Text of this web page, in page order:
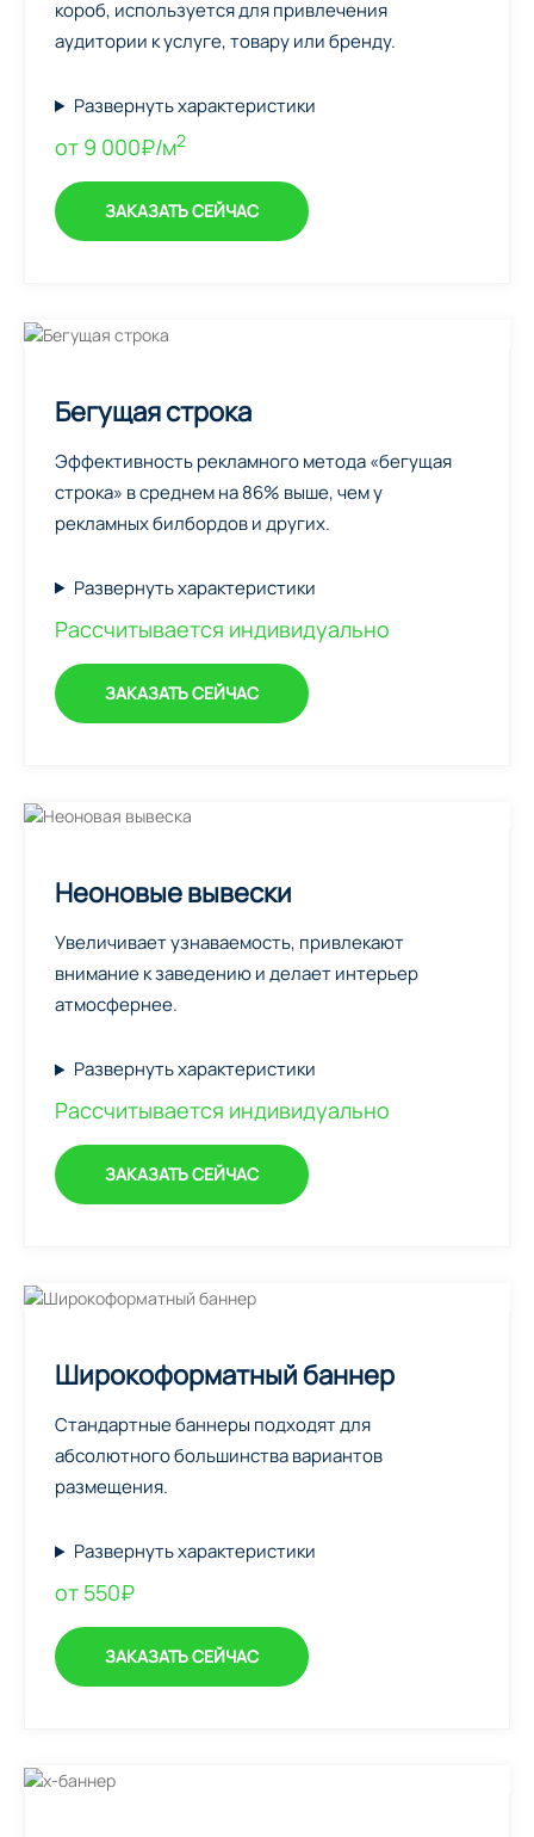
короб, используется для привлечения
аудитории к услуге, товару или бренду.
Развернуть характеристики
от 9 000₽/м2
ЗАКАЗАТЬ СЕЙЧАС
Бегущая строка
Эффективность рекламного метода «бегущая
строка» в среднем на 86% выше, чем у
рекламных билбордов и других.
Развернуть характеристики
Рассчитывается индивидуально
ЗАКАЗАТЬ СЕЙЧАС
Неоновые вывески
Увеличивает узнаваемость, привлекают
внимание к заведению и делает интерьер
атмосфернее.
Развернуть характеристики
Рассчитывается индивидуально
ЗАКАЗАТЬ СЕЙЧАС
Широкоформатный баннер
Стандартные баннеры подходят для
абсолютного большинства вариантов
размещения.
Развернуть характеристики
от 550₽
ЗАКАЗАТЬ СЕЙЧАС